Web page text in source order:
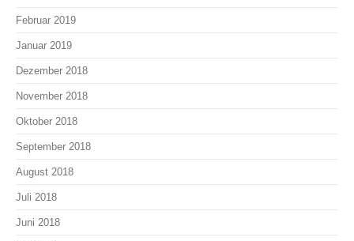
Februar 2019
Januar 2019
Dezember 2018
November 2018
Oktober 2018
September 2018
August 2018
Juli 2018
Juni 2018